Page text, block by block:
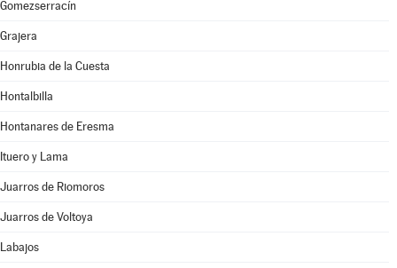
Gomezserracín
Grajera
Honrubia de la Cuesta
Hontalbilla
Hontanares de Eresma
Ituero y Lama
Juarros de Riomoros
Juarros de Voltoya
Labajos